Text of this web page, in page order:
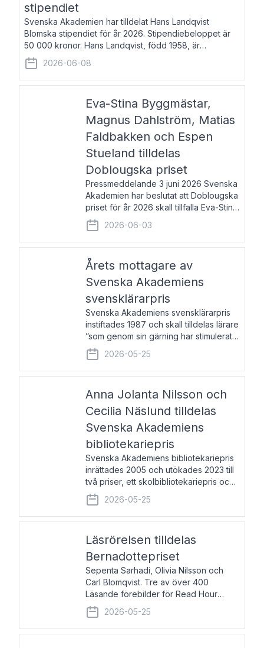
stipendiet
Svenska Akademien har tilldelat Hans Landqvist
Blomska stipendiet för år 2026. Stipendiebeloppet är
50 000 kronor. Hans Landqvist, född 1958, är
professor i svenska vid Göteborgs universitet. Han
disputerade år 2000 på avhandlingen Författn
2026-06-08
Eva-Stina Byggmästar,
Magnus Dahlström, Matias
Faldbakken och Espen
Stueland tilldelas
Doblougska priset
Pressmeddelande 3 juni 2026 Svenska
Akademien har beslutat att Doblougska
priset för år 2026 skall tillfalla Eva-Stina
Byggmästar, Magnus Dahlström, Matias
Faldbakken samt Espen Stueland.
Prisbeloppet är 200 000 svenska
2026-06-03
Årets mottagare av
Svenska Akademiens
svensklärarpris
Svenska Akademiens svensklärarpris
instiftades 1987 och skall tilldelas lärare
”som genom sin gärning har stimulerat
intresset hos unga människor för
svenska språket och litteraturen”.
Prisutdelning och samtal med
2026-05-25
Anna Jolanta Nilsson och
Cecilia Näslund tilldelas
Svenska Akademiens
bibliotekariepris
Svenska Akademiens bibliotekariepris
inrättades 2005 och utökades 2023 till
två priser, ett skolbibliotekariepris och
ett folkbibliotekariepris. Priserna skall
tilldelas bibliotekarier vid svenska folk-
och skolbibliotek som gjort värdefull
2026-05-25
Läsrörelsen tilldelas
Bernadottepriset
Sepenta Sarhadi, Olivia Nilsson och
Carl Blomqvist. Tre av över 400
Läsande förebilder för Read Hour
Sverige. Foto: Michael Wall. Den ideella
föreningen Läsrörelsen tilldelas
Bernadottepriset 2026 för att den
2026-05-25